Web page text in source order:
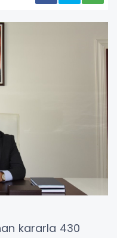
kararla 430